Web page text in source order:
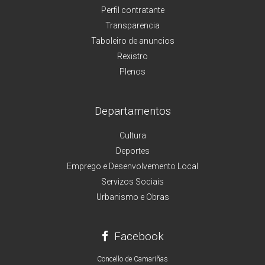
Perfil contratante
Transparencia
Taboleiro de anuncios
Rexistro
Plenos
Departamentos
Cultura
Deportes
Emprego e Desenvolvemento Local
Servizos Sociais
Urbanismo e Obras
Facebook
Concello de Camariñas